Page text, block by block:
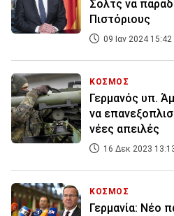
Σολτς να
Πιστόριους
09 Ιαν 2024 15:42
ΚΟΣΜΟΣ
Γερμανός υπ.
να
νέες απειλές
16 Δεκ 2023
ΚΟΣΜΟΣ
Γερμανία: Νέο